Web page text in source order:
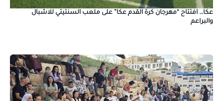
عكا… افتتاح “مهرجان كرة القدم عكا” على ملعب السنتيتي للاشبال
والبراعم